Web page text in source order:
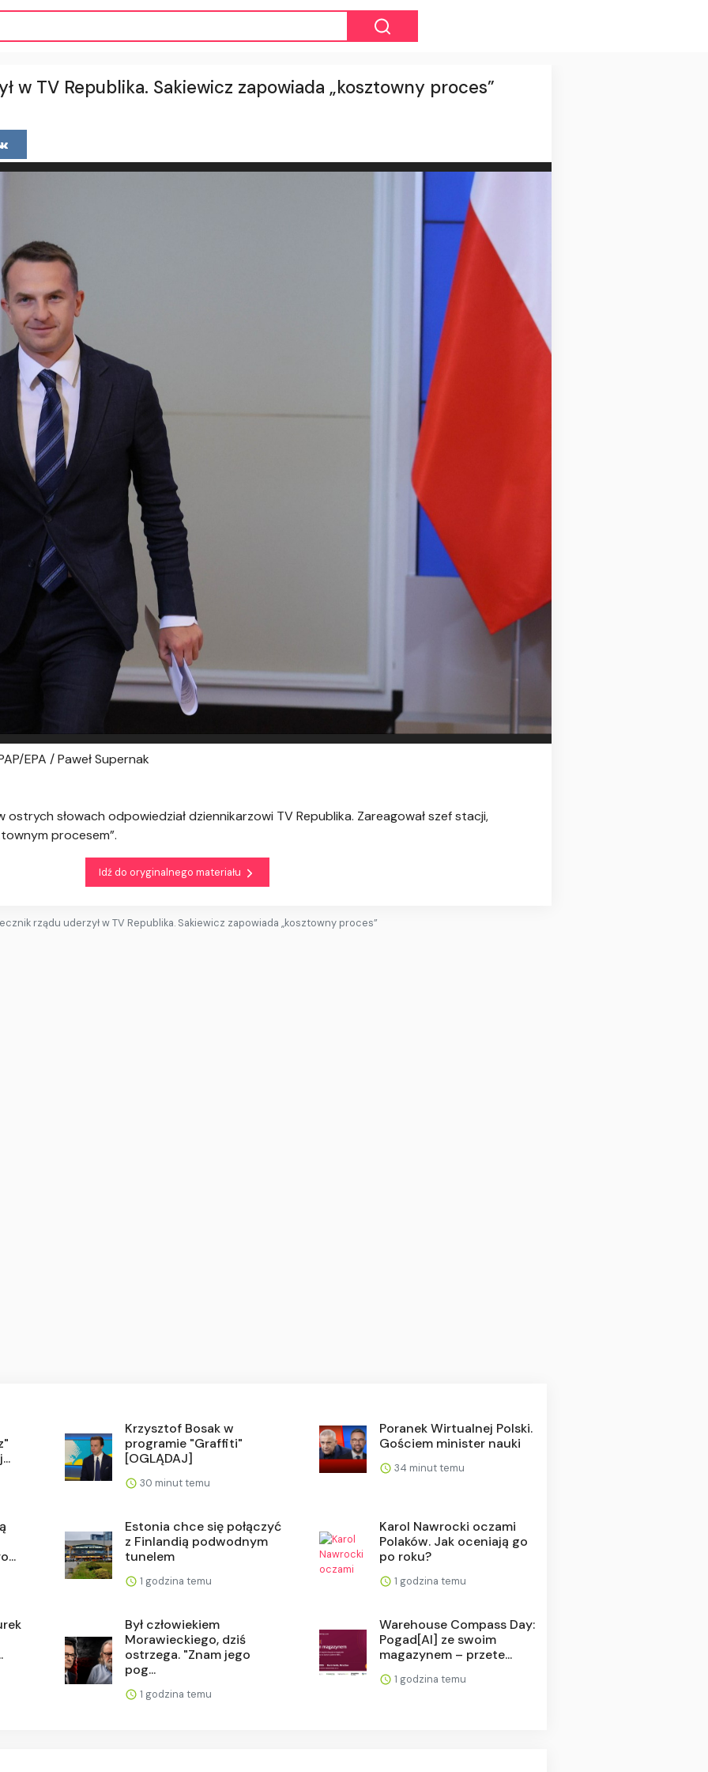
w TV Republika. Sakiewicz zapowiada „kosztowny proces”
EPA / Paweł Supernak
ostrych słowach odpowiedział dziennikarzowi TV Republika. Zareagował szef stacji,
procesem”.
Idź do oryginalnego materiału
rządu uderzył w TV Republika. Sakiewicz zapowiada „kosztowny proces”
Krzysztof Bosak w
programie "Graffiti"
[OGLĄDAJ]
30 minut temu
Poranek Wirtualnej Polski.
Gościem minister nauki
34 minut temu
Estonia chce się połączyć
z Finlandią podwodnym
tunelem
1 godzina temu
Karol Nawrocki oczami
Polaków. Jak oceniają go
po roku?
1 godzina temu
Był człowiekiem
Morawieckiego, dziś
ostrzega. "Znam jego
pog...
1 godzina temu
Warehouse Compass Day:
Pogad[AI] ze swoim
magazynem – przete...
1 godzina temu